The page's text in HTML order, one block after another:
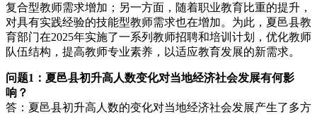
复合型教师需求增加；另一方面，随着职业教育比重的提升，
对具有实践经验的技能型教师需求也在增加。为此，夏邑县教
育部门在2025年实施了一系列教师招聘和培训计划，优化教师
队伍结构，提高教师专业素养，以适应教育发展的新需求。
问题1：夏邑县初升高人数变化对当地经济社会发展有何影
响？
答：夏邑县初升高人数的变化对当地经济社会发展产生了多方